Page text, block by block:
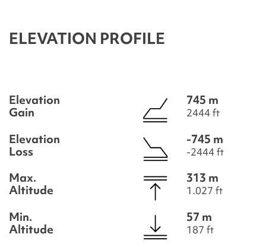
ELEVATION PROFILE
Elevation
Gain
745 m
2444 ft
Elevation
Loss
-745 m
-2444 ft
Max.
Altitude
313 m
1.027 ft
Min.
Altitude
57 m
187 ft